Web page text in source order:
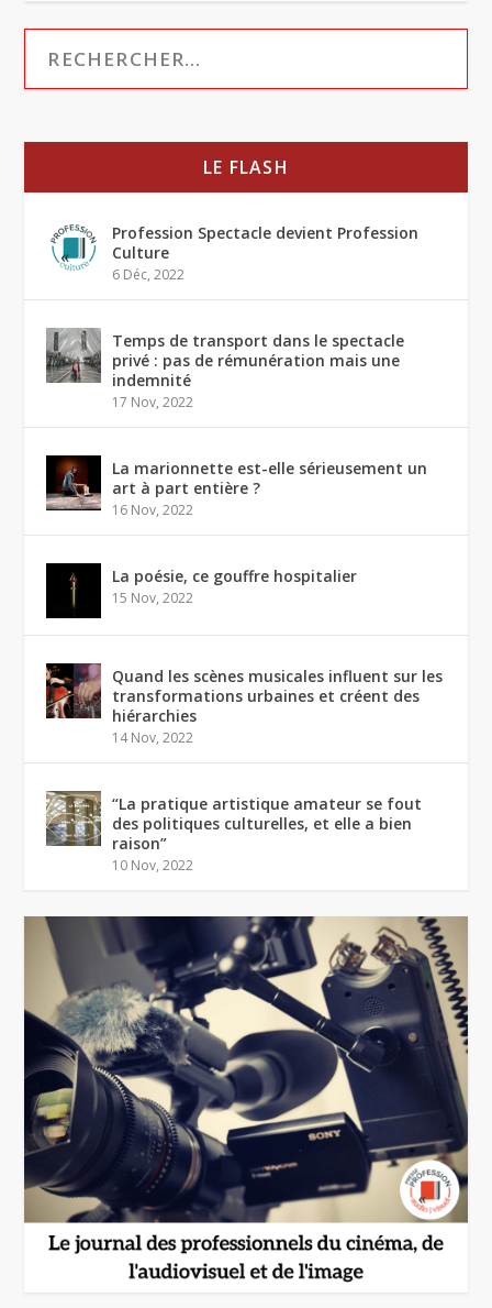
LE FLASH
Profession Spectacle devient Profession
Culture
6 Déc, 2022
Temps de transport dans le spectacle
privé : pas de rémunération mais une
indemnité
17 Nov, 2022
La marionnette est-elle sérieusement un
art à part entière ?
16 Nov, 2022
La poésie, ce gouffre hospitalier
15 Nov, 2022
Quand les scènes musicales influent sur les
transformations urbaines et créent des
hiérarchies
14 Nov, 2022
“La pratique artistique amateur se fout
des politiques culturelles, et elle a bien
raison”
10 Nov, 2022